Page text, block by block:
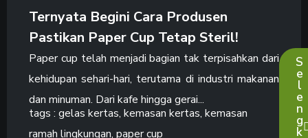
Ternyata Begini Cara Produsen
Pastikan Paper Cup Tetap Steril!
Paper cup telah menjadi bagian tak terpisahkan dari
kehidupan sehari-hari, terutama di industri makanan
dan minuman. Dari kafe hingga gerai...
tags : gelas kertas, kemasan kertas, kemasan
ramah lingkungan, paper cup
S
e
l
e
n
g
k